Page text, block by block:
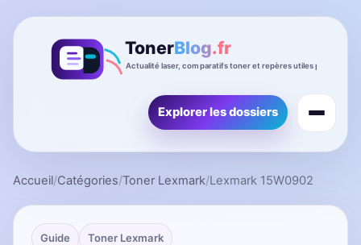
Explorer les dossiers
Accueil/Catégories/Toner Lexmark/Lexmark 15W0902
Guide Toner Lexmark